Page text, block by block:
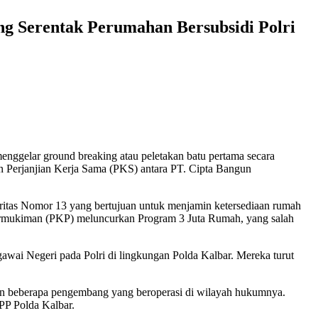
Serentak Perumahan Bersubsidi Polri
ground breaking atau peletakan batu pertama secara
Perjanjian Kerja Sama (PKS) antara PT. Cipta Bangun
Nomor 13 yang bertujuan untuk menjamin ketersediaan rumah
(PKP) meluncurkan Program 3 Juta Rumah, yang salah
Negeri pada Polri di lingkungan Polda Kalbar. Mereka turut
pengembang yang beroperasi di wilayah hukumnya.
Polda Kalbar.